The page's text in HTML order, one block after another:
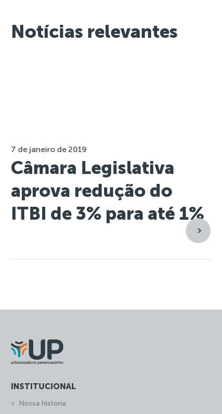
Notícias relevantes
7 de janeiro de 2019
Câmara Legislativa
aprova redução do
ITBI de 3% para até 1%
INSTITUCIONAL
Nossa história